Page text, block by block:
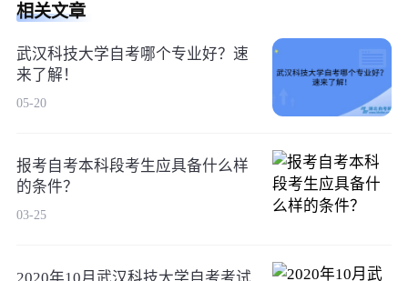
相关文章
武汉科技大学自考哪个专业好？速
来了解！
05-20
报考自考本科段考生应具备什么样
的条件？
03-25